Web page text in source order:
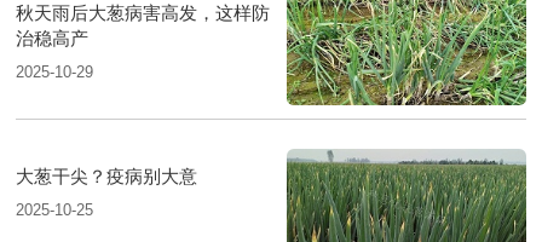
秋天雨后大葱病害高发，这样防
治稳高产
2025-10-29
大葱干尖？疫病别大意
2025-10-25